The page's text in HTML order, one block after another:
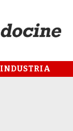
INDUSTRIA